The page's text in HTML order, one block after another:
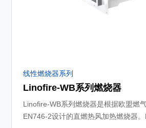
线性燃烧器系列
Linofire-WB系列燃烧器
Linofire-WB系列燃烧器是根据欧盟燃
EN746-2设计的直燃热风加热燃烧器。